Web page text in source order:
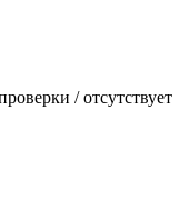
/ отсутствует